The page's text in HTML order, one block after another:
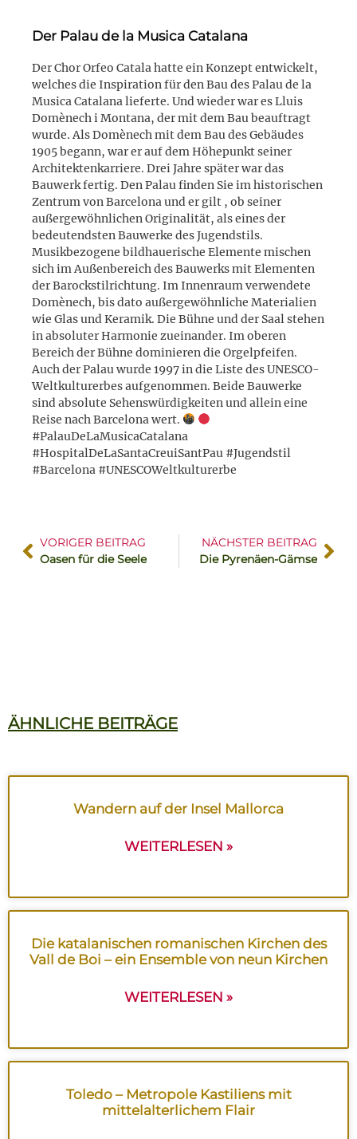
Der Palau de la Musica Catalana
Der Chor Orfeo Catala hatte ein Konzept entwickelt,
welches die Inspiration für den Bau des Palau de la
Musica Catalana lieferte. Und wieder war es Lluis
Domènech i Montana, der mit dem Bau beauftragt
wurde. Als Domènech mit dem Bau des Gebäudes
1905 begann, war er auf dem Höhepunkt seiner
Architektenkarriere. Drei Jahre später war das
Bauwerk fertig. Den Palau finden Sie im historischen
Zentrum von Barcelona und er gilt , ob seiner
außergewöhnlichen Originalität, als eines der
bedeutendsten Bauwerke des Jugendstils.
Musikbezogene bildhauerische Elemente mischen
sich im Außenbereich des Bauwerks mit Elementen
der Barockstilrichtung. Im Innenraum verwendete
Domènech, bis dato außergewöhnliche Materialien
wie Glas und Keramik. Die Bühne und der Saal stehen
in absoluter Harmonie zueinander. Im oberen
Bereich der Bühne dominieren die Orgelpfeifen.
Auch der Palau wurde 1997 in die Liste des UNESCO-
Weltkulturerbes aufgenommen. Beide Bauwerke
sind absolute Sehenswürdigkeiten und allein eine
Reise nach Barcelona wert.
#PalauDeLaMusicaCatalana
#HospitalDeLaSantaCreuiSantPau #Jugendstil
#Barcelona #UNESCOWeltkulturerbe
VORIGER BEITRAG
Oasen für die Seele
NÄCHSTER BEITRAG
Die Pyrenäen-Gämse
ÄHNLICHE BEITRÄGE
Wandern auf der Insel Mallorca
WEITERLESEN »
Die katalanischen romanischen Kirchen des
Vall de Boi – ein Ensemble von neun Kirchen
WEITERLESEN »
Toledo – Metropole Kastiliens mit
mittelalterlichem Flair